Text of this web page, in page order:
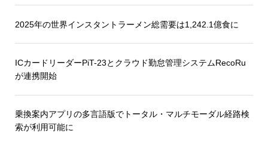
2025年の世界インスタントラーメン総需要は1,242.1億食に
ICカードリーダーPiT-23とクラウド勤怠管理システムRecoRu
が連携開始
乗換案内アプリの多言語版でトータル・マルチモーダル経路検
索が利用可能に